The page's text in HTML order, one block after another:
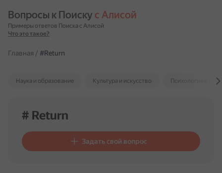
Вопросы к Поиску с Алисой
Примеры ответов Поиска с Алисой
Что это такое?
Главная / #Return
Наука и образование Культура и искусство Психология и
# Return
Задать свой вопрос